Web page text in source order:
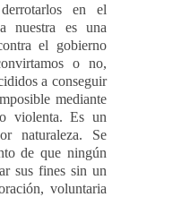
en el
nuestra es una
el gobierno
o no,
a conseguir
mediante
violenta. Es un
naturaleza. Se
de que ningún
sus fines sin un
voluntaria